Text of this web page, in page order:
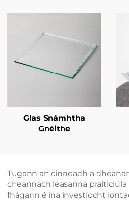
Glas Snámhtha
Gnéithe
Tugann an cinneadh a
cheannach leasanna
fhágann é ina investíocht